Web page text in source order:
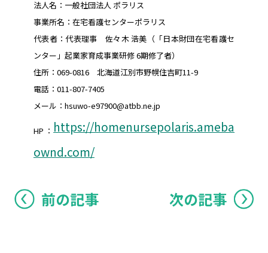
法人名：一般社団法人 ポラリス
事業所名：在宅看護センターポラリス
代表者：代表理事 佐々木 浩美（「日本財団在宅看護セ
ンター」起業家育成事業研修 6期修了者）
住所：069-0816 北海道江別市野幌住吉町11-9
電話：011-807-7405
メール：hsuwo-e97900@atbb.ne.jp
HP：https://homenursepolaris.ameba
ownd.com/
前の記事 次の記事